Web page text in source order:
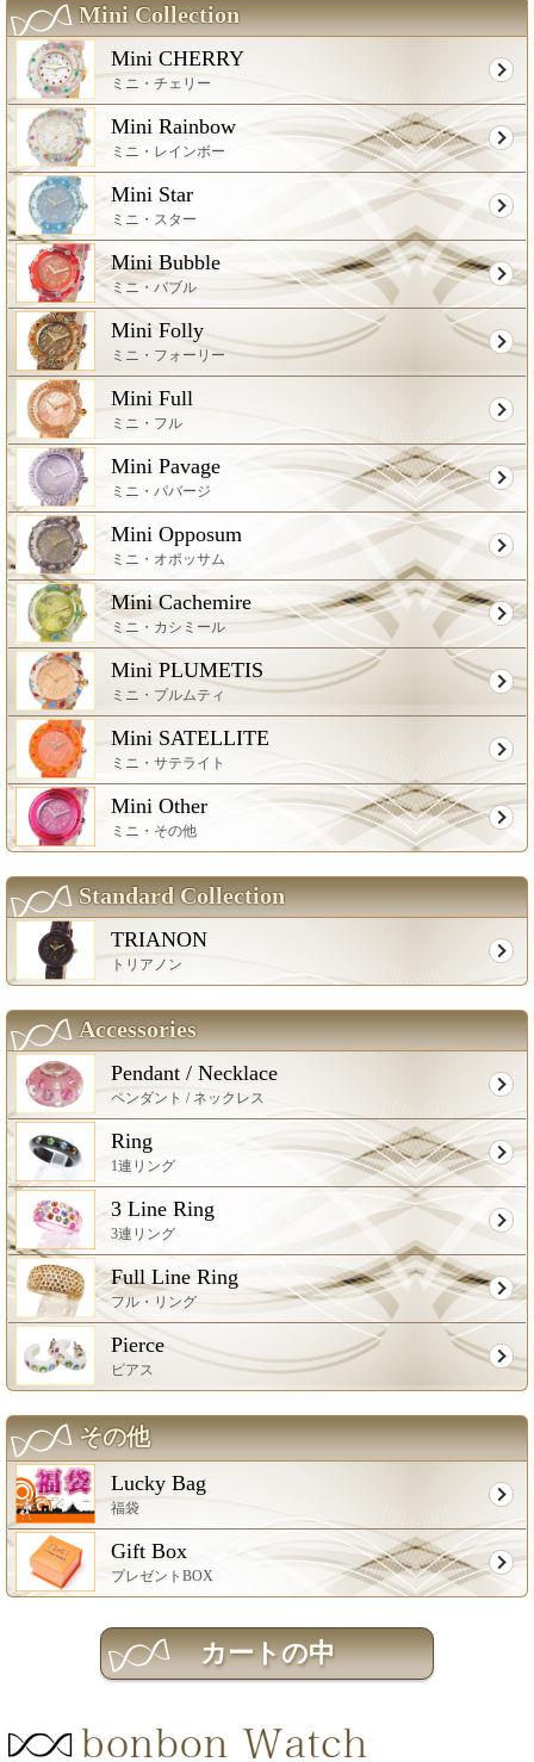
Mini Collection
Mini CHERRY
ミニ・チェリー
Mini Rainbow
ミニ・レインボー
Mini Star
ミニ・スター
Mini Bubble
ミニ・バブル
Mini Folly
ミニ・フォーリー
Mini Full
ミニ・フル
Mini Pavage
ミニ・パバージ
Mini Opposum
ミニ・オポッサム
Mini Cachemire
ミニ・カシミール
Mini PLUMETIS
ミニ・プルムティ
Mini SATELLITE
ミニ・サテライト
Mini Other
ミニ・その他
Standard Collection
TRIANON
トリアノン
Accessories
Pendant / Necklace
ペンダント / ネックレス
Ring
1連リング
3 Line Ring
3連リング
Full Line Ring
フル・リング
Pierce
ピアス
その他
Lucky Bag
福袋
Gift Box
プレゼントBOX